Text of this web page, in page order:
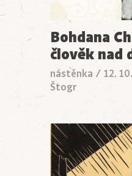
Bohdana
člověk nad
nástěnka / 12.
Štogr